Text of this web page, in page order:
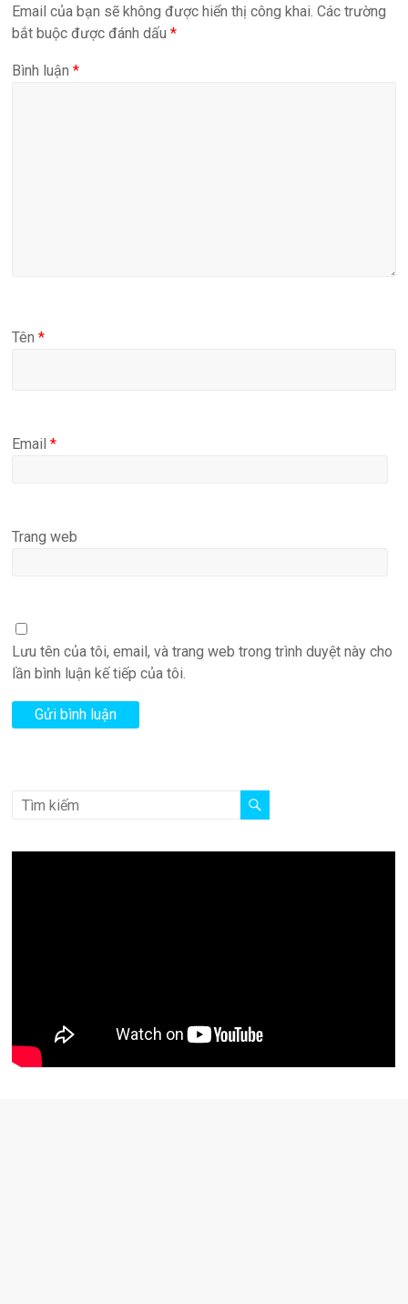
Email của bạn sẽ không được hiển thị công khai. Các trường
bắt buộc được đánh dấu*
Bình luận*
Tên*
Email*
Trang web
Lưu tên của tôi, email, và trang web trong trình duyệt này cho
lần bình luận kế tiếp của tôi.